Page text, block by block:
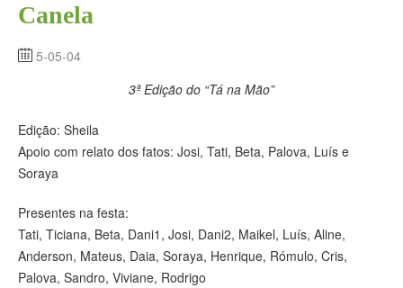
Canela
5-05-04
3ª Edição do “Tá na Mão”
Edição: Sheila
Apoio com relato dos fatos: Josi, Tati, Beta, Palova, Luís e
Soraya
Presentes na festa:
Tati, Ticiana, Beta, Dani1, Josi, Dani2, Maikel, Luís, Aline,
Anderson, Mateus, Daia, Soraya, Henrique, Rómulo, Cris,
Palova, Sandro, Viviane, Rodrigo